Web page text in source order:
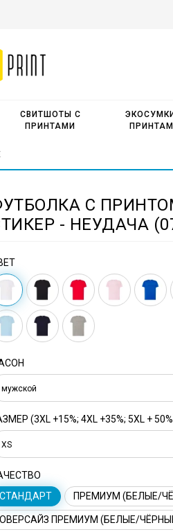
СВИТШОТЫ С
ПРИНТАМИ
С
- НЕУДАЧА
мужской
(3XL +15%; 4XL +35%; 5XL +
XS
СТАНДАРТ
ПРЕМИУМ (БЕЛЫЕ/
ОВЕРСАЙЗ ПРЕМИУМ (БЕЛЫЕ/